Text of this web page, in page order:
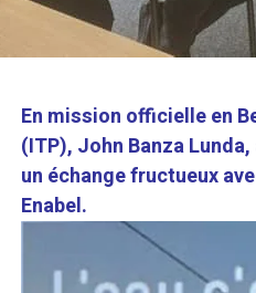
En mission officielle en
(ITP), John Banza
un échange fructueux
Enabel.